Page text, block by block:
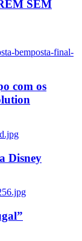
SEM
bemposta-final-
com os
Disney